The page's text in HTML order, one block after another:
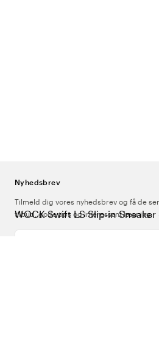
WOCK Swift LS Slip-in Sneaker
Nyhedsbrev
Tilmeld dig vores nyhedsbrev og få de
tilbud, gode tips og interessant læsning
Indtast din e-mailadresse